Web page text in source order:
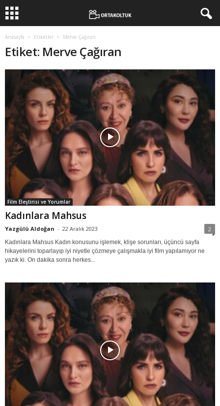
Anasayfa Etiketler Merve Çağıran
Etiket: Merve Çağıran
Film Eleştirisi ve Yorumlar
Kadınlara Mahsus
Yazgülü Aldoğan - 22 Aralık 2023 2
Kadınlara Mahsus Kadın konusunu işlemek, klişe sorunları, üçüncü sayfa
hikayelerini toparlayıp iyi niyetle çözmeye çalışmakla iyi film yapılamıyor ne
yazık ki. On dakika sonra herkes...